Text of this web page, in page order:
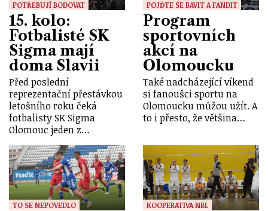
POTŘEBUJÍ BODOVAT
15. kolo:
Fotbalisté SK
Sigma mají
doma Slavii
Před poslední
reprezentační přestávkou
letošního roku čeká
fotbalisty SK Sigma
Olomouc jeden z…
POJĎTE SE BAVIT A FANDIT
Program
sportovních
akcí na
Olomoucku
Také nadcházející víkend
si fanoušci sportu na
Olomoucku můžou užít. A
to i přesto, že většina…
TO SE NEPOVEDLO KOOPERATIVA NBL